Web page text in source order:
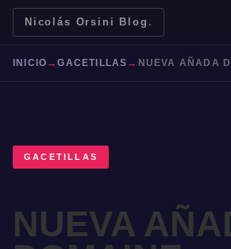
Nicolás Orsini Blog .
Mendoza Malbec
INICIO →GACETILLAS →
GACETILLAS
NUEVA